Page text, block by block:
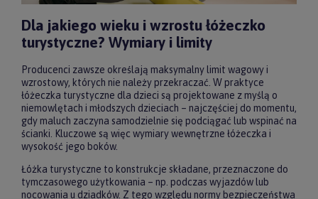
Dla jakiego wieku i wzrostu łóżeczko
turystyczne? Wymiary i limity
Producenci zawsze określają maksymalny limit wagowy i
wzrostowy, których nie należy przekraczać. W praktyce
łóżeczka turystyczne dla dzieci są projektowane z myślą o
niemowlętach i młodszych dzieciach – najczęściej do momentu,
gdy maluch zaczyna samodzielnie się podciągać lub wspinać na
ścianki. Kluczowe są więc wymiary wewnętrzne łóżeczka i
wysokość jego boków.
Łóżka turystyczne to konstrukcje składane, przeznaczone do
tymczasowego użytkowania – np. podczas wyjazdów lub
nocowania u dziadków. Z tego względu normy bezpieczeństwa